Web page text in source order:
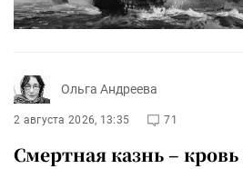
Ольга Андреева
2 августа 2026, 13:35 71
Смертная казнь – кровь